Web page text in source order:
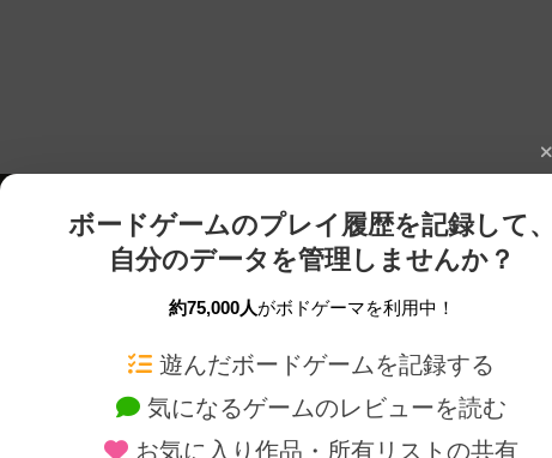
ボードゲームのプレイ履歴を記録して、
自分のデータを管理しませんか？
約75,000人がボドゲーマを利用中！
遊んだボードゲームを記録する
気になるゲームのレビューを読む
お気に入り作品・所有リストの共有
ボードゲームを検索する 新作・再入荷情報